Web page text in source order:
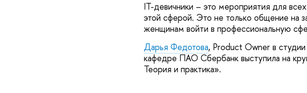
IT-девичники – это мероприятия для
этой сферой. Это не только общение на
женщинам войти в профессиональную
Дарья Федотова, Product Owner в
кафедре ПАО Сбербанк выступила на
Теория и практика».